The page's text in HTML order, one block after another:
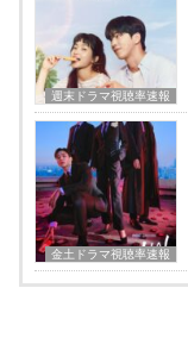
週末ドラマ視聴率速報
金土ドラマ視聴率速報